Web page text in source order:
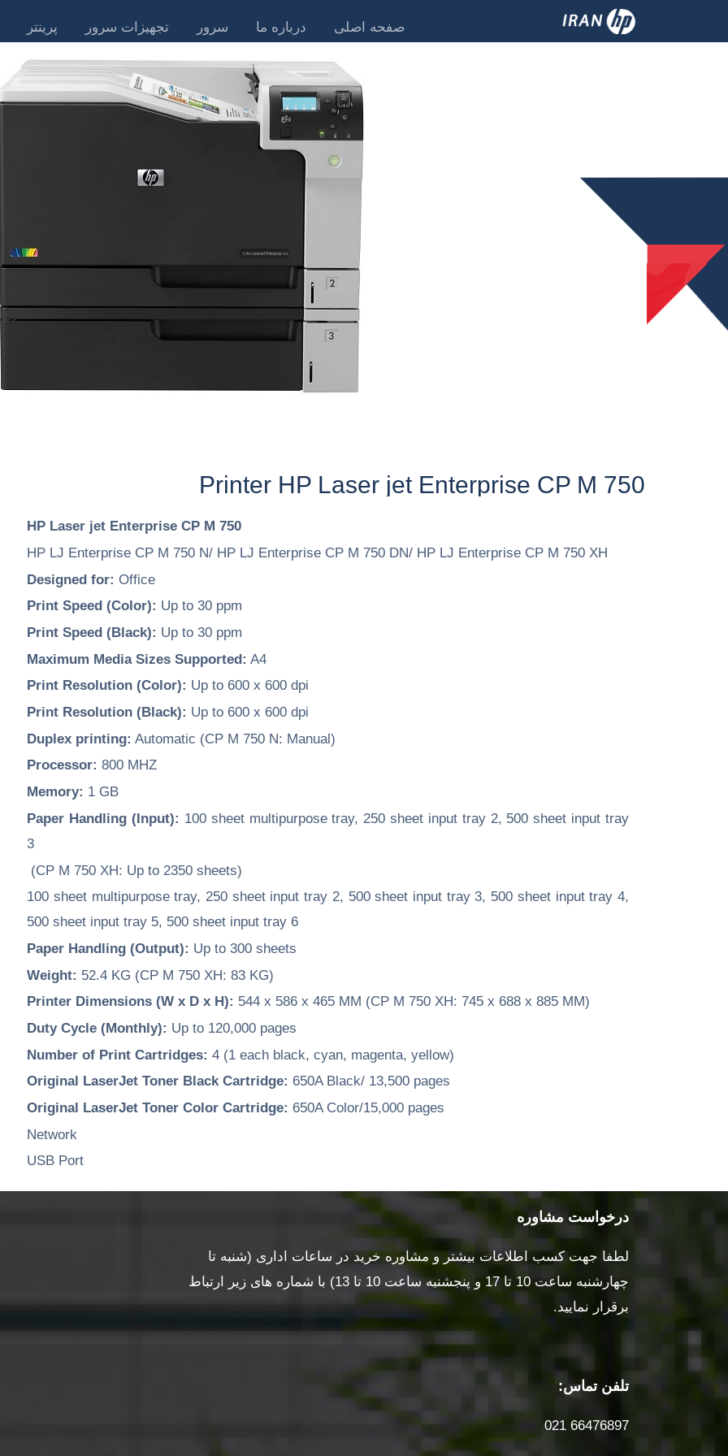
صفحه اصلی درباره ما سرور تجهیزات سرور پرینتر
Printer HP Laser jet Enterprise CP M 750​
HP Laser jet Enterprise CP M 750
HP LJ Enterprise CP M 750 N/ HP LJ Enterprise CP M 750 DN/ HP LJ Enterprise CP M 750 XH
Designed for: Office
Print Speed (Color): Up to 30 ppm
Print Speed (Black): Up to 30 ppm
Maximum Media Sizes Supported: A4
Print Resolution (Color): Up to 600 x 600 dpi
Print Resolution (Black): Up to 600 x 600 dpi
Duplex printing: Automatic (CP M 750 N: Manual)
Processor: 800 MHZ
Memory: 1 GB
Paper Handling (Input): 100 sheet multipurpose tray, 250 sheet input tray 2, 500 sheet input tray
3
(CP M 750 XH: Up to 2350 sheets)
100 sheet multipurpose tray, 250 sheet input tray 2, 500 sheet input tray 3, 500 sheet input tray 4,
500 sheet input tray 5, 500 sheet input tray 6
Paper Handling (Output): Up to 300 sheets
Weight: 52.4 KG (CP M 750 XH: 83 KG)
Printer Dimensions (W x D x H): 544 x 586 x 465 MM (CP M 750 XH: 745 x 688 x 885 MM)
Duty Cycle (Monthly): Up to 120,000 pages
Number of Print Cartridges: 4 (1 each black, cyan, magenta, yellow)
Original LaserJet Toner Black Cartridge: 650A Black/ 13,500 pages
Original LaserJet Toner Color Cartridge: 650A Color/15,000 pages
Network
USB Port
درخواست مشاوره
لطفا جهت کسب اطلاعات بیشتر و مشاوره خرید در ساعات اداری (شنبه تا
چهارشنبه ساعت 10 تا 17 و پنجشنبه ساعت 10 تا 13) با شماره های زیر ارتباط
برقرار نمایید.
تلفن تماس:
66476897 021